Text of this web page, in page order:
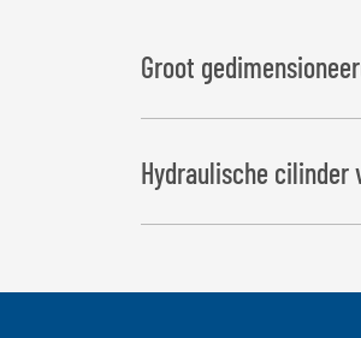
Groot
Hydraulische